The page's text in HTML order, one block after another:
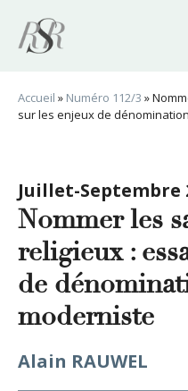
contenu
Accueil » Numéro 112/3 »
sur les enjeux de
Juillet-Septembre
Nommer les
religieux :
de
moderniste
Alain RAUWEL